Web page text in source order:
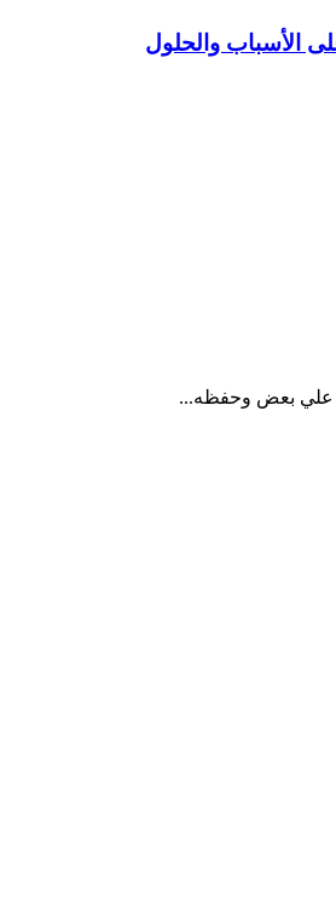
الأسباب والحلول